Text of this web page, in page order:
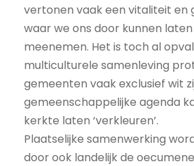
vertonen vaak een vitaliteit en
waar we ons door kunnen
meenemen. Het is toch al
multiculturele samenleving
gemeenten vaak exclusief wit
gemeenschappelijke agenda
kerkte laten ‘verkleuren’.
Plaatselijke samenwerking
door ook landelijk de